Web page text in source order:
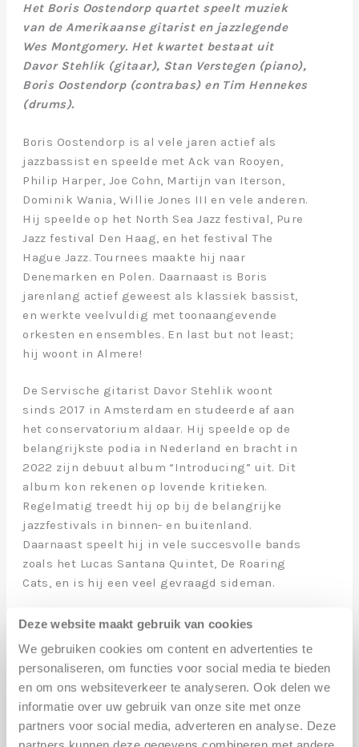
Deze website maakt gebruik van cookies
We gebruiken cookies om content en advertenties te
personaliseren, om functies voor social media te bieden
en om ons websiteverkeer te analyseren. Ook delen we
informatie over uw gebruik van onze site met onze
partners voor social media, adverteren en analyse. Deze
Het Boris Oostendorp quartet speelt muziek
van de Amerikaanse gitarist en jazzlegende
Wes Montgomery. Het kwartet bestaat uit
Davor Stehlik (gitaar), Stan Verstegen (piano),
Boris Oostendorp (contrabas) en Tim Hennekes
(drums).
Boris Oostendorp is al vele jaren actief als
jazzbassist en speelde met Ack van Rooyen,
Philip Harper, Joe Cohn, Martijn van Iterson,
Dominik Wania, Willie Jones III en vele anderen.
Hij speelde op het North Sea Jazz festival, Pure
Jazz festival Den Haag, en het festival The
Hague Jazz. Tournees maakte hij naar
Denemarken en Polen. Daarnaast is Boris
jarenlang actief geweest als klassiek bassist,
en werkte veelvuldig met toonaangevende
orkesten en ensembles. En last but not least;
hij woont in Almere!
De Servische gitarist Davor Stehlik woont
sinds 2017 in Amsterdam en studeerde af aan
het conservatorium aldaar. Hij speelde op de
belangrijkste podia in Nederland en bracht in
2022 zijn debuut album “Introducing” uit. Dit
album kon rekenen op lovende kritieken.
Regelmatig treedt hij op bij de belangrijke
jazzfestivals in binnen- en buitenland.
Daarnaast speelt hij in vele succesvolle bands
zoals het Lucas Santana Quintet, De Roaring
Cats, en is hij een veel gevraagd sideman.
De getalenteerde jonge pianist Stan Verstegen
studeerde aan het conservatorium van Utrecht
waar hij kon rekenen op lovende woorden van
de gevestigde musici die lesgeven aan het